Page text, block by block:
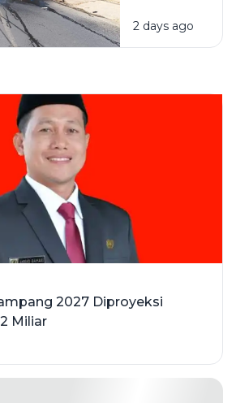
BBM
Terbakar
2 days ago
2027 Diproyeksi
Miliar